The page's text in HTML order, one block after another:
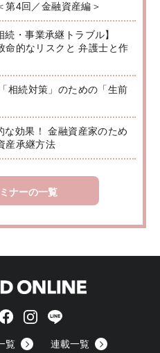
第4回／金融資産編＞
・事業承継トラブル】
命的なリスクと 弁護士と作
相続対策」のための「生前
効果！ 金融資産家のため
産承継方法
ナーの一覧
覧 連載一覧